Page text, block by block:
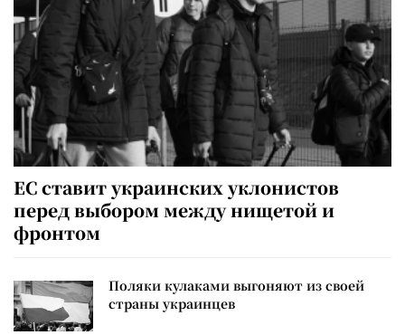
ЕС ставит украинских уклонистов
перед выбором между нищетой и
фронтом
Поляки кулаками выгоняют из своей
страны украинцев